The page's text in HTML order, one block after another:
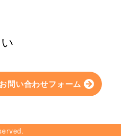
お問い合わせフォーム